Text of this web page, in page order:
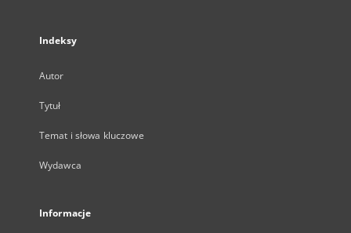
Indeksy
Autor
Tytuł
Temat i słowa kluczowe
Wydawca
Informacje